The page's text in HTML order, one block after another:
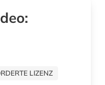
LIZENZ